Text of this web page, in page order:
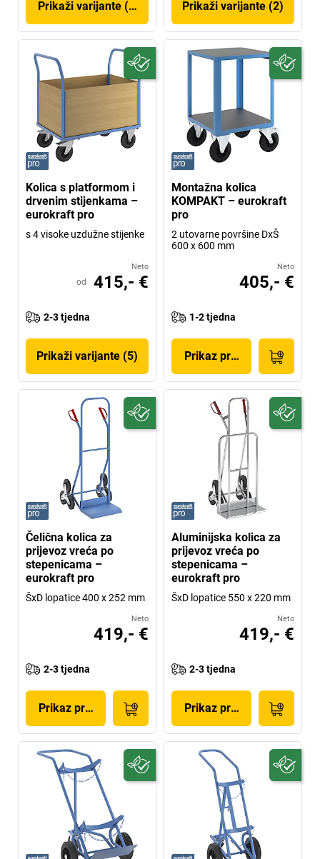
Prikaži varijante (180) Prikaži varijante (2)
Kolica s platformom i
drvenim stijenkama –
eurokraft pro
s 4 visoke uzdužne stijenke
Neto
od 415,- €
2-3 tjedna
Prikaži varijante (5)
Montažna kolica
KOMPAKT – eurokraft
pro
2 utovarne površine DxŠ
600 x 600 mm
Neto
405,- €
1-2 tjedna
Prikaz proizvoda
Čelična kolica za
prijevoz vreća po
stepenicama –
eurokraft pro
ŠxD lopatice 400 x 252 mm
Neto
419,- €
2-3 tjedna
Prikaz proizvoda
Aluminijska kolica za
prijevoz vreća po
stepenicama –
eurokraft pro
ŠxD lopatice 550 x 220 mm
Neto
419,- €
2-3 tjedna
Prikaz proizvoda